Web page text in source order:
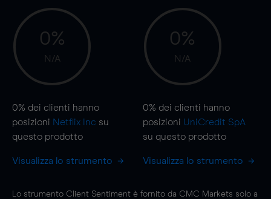
0%
N/A
0% dei clienti hanno
posizioni Netflix Inc su
questo prodotto
Visualizza lo strumento
0%
N/A
0% dei clienti hanno
posizioni UniCredit SpA
su questo prodotto
Visualizza lo strumento
Lo strumento Client Sentiment è fornito da CMC Markets solo a